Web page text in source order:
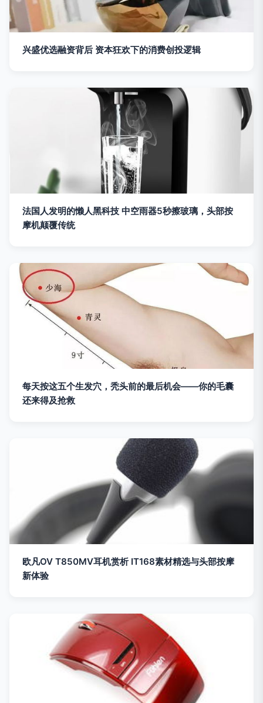
兴盛优选融资背后 资本狂欢下的消费创投逻辑
法国人发明的懒人黑科技 中空雨器5秒擦玻璃，头部按
摩机颠覆传统
每天按这五个生发穴，秃头前的最后机会——你的毛囊
还来得及抢救
欧凡OV T850MV耳机赏析 IT168素材精选与头部按摩
新体验